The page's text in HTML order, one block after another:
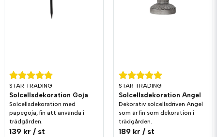
STAR TRADING
Solcellsdekoration Goja
Solcellsdekoration med
papegoja, fin att använda i
trädgården.
139 kr / st
STAR TRADING
Solcellsdekoration Angel
Dekorativ solcellsdriven Ängel
som är fin som dekoration i
trädgården.
189 kr / st